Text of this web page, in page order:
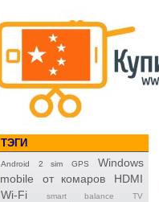
ТЭГИ
Android 2 sim GPS
Windows
mobile
от комаров
HDMI
Wi-Fi
smart balance
TV